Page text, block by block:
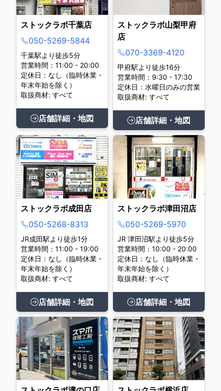
ストックラボ千葉店
050-5269-5844
千葉駅より徒歩5分
営業時間：11:00 - 20:00
定休日：なし（臨時休業・
年末年始を除く）
取扱商材: すべて
店舗詳細・地図
ストックラボ山梨甲府
店
070-3369-4120
甲府駅より徒歩16分
営業時間：9:30 - 17:30
定休日：水曜日のみの営業
取扱商材: すべて
店舗詳細・地図
ストックラボ成田店
050-5268-8313
JR成田駅より徒歩1分
営業時間：11:00 - 19:00
定休日：なし（臨時休業・
年末年始を除く）
取扱商材: すべて
店舗詳細・地図
ストックラボ津田沼店
050-5269-5970
JR 津田沼駅より徒歩5分
営業時間：10:00 - 20:00
定休日：なし（臨時休業・
年末年始を除く）
取扱商材: すべて
店舗詳細・地図